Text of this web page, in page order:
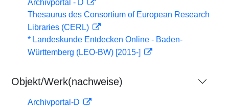
Archivportal - D
Thesaurus des Consortium of European Research
Libraries (CERL)
* Landeskunde Entdecken Online - Baden-
Württemberg (LEO-BW) [2015-]
Objekt/Werk(nachweise)
Archivportal-D